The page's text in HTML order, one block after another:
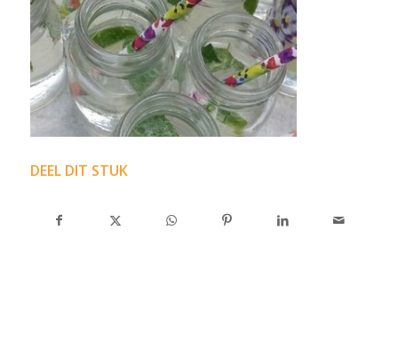
DEEL DIT STUK